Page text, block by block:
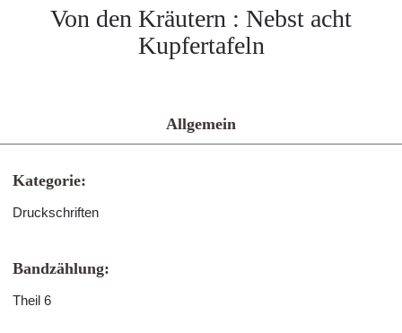
Von den Kräutern : Nebst acht
Kupfertafeln
Allgemein
Kategorie:
Druckschriften
Bandzählung:
Theil 6